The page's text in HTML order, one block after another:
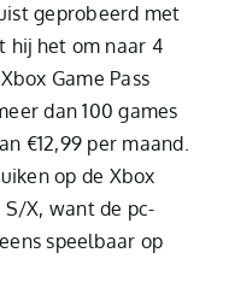
geprobeerd met
hij het om naar 4
Game Pass
dan 100 games
€12,99 per maand.
op de Xbox
S/X, want de pc-
speelbaar op